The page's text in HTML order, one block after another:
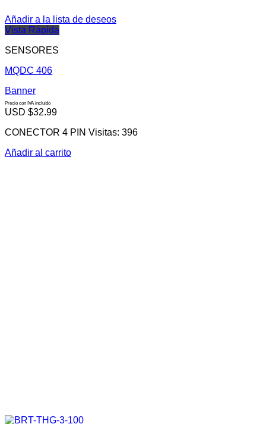
Añadir a la lista de deseos
Vista Rápida
SENSORES
MQDC 406
Banner
Precio con IVA incluido
USD $32.99
CONECTOR 4 PIN Visitas: 396
Añadir al carrito